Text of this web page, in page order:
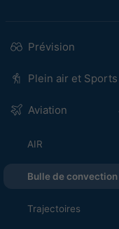
Prévision
Plein air et Sports
Aviation
AIR
Bulle de convection
Trajectoires